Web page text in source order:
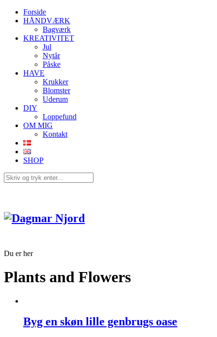
Forside
HÅNDVÆRK
Bagværk
KREATIVITET
Jul
Nytår
Påske
HAVE
Krukker
Blomster
Uderum
DIY
Loppefund
OM MIG
Kontakt
SHOP
Du er her
Plants and Flowers
Byg en skøn lille genbrugs oase